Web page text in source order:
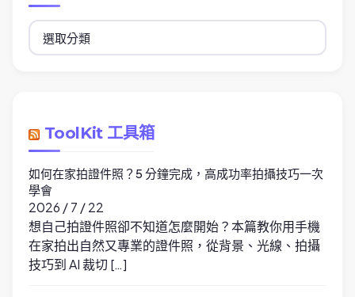
分
類
ToolKit 工具箱
如何在家拍證件照？5 分鐘完成，高成功率拍攝技巧一次
學會
2026 / 7 / 22
想自己拍證件照卻不知道怎麼開始？本篇教你用手機
在家拍出自然又專業的證件照，從背景、光線、拍攝
技巧到 AI 裁切 […]